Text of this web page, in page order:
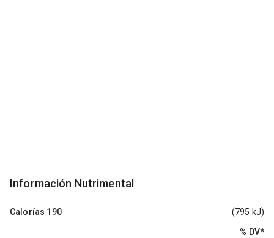
Información Nutrimental
Calorías 190 (795 kJ)
% DV*